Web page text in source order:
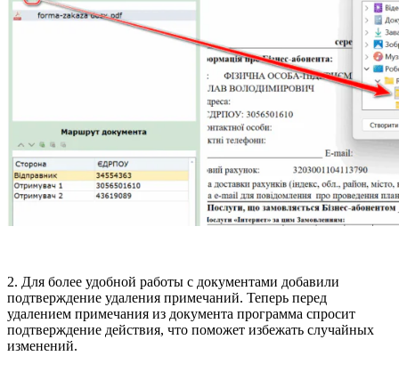
2. Для более удобной работы с документами добавили
подтверждение удаления примечаний. Теперь перед
удалением примечания из документа программа спросит
подтверждение действия, что поможет избежать случайных
изменений.